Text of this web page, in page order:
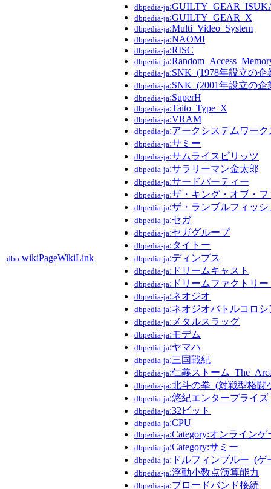
dbo:wikiPageWikiLink
dbpedia-ja
dbpedia-ja:GUILTY_GEAR_X
dbpedia-ja:Multi_Video_System
dbpedia-ja:NAOMI
dbpedia-ja:RISC
dbpedia-ja
dbpedia-ja:SNK_(1978年設立の企
dbpedia-ja:SNK_(2001年設立の企
dbpedia-ja:SuperH
dbpedia-ja:Taito_Type_X
dbpedia-ja:VRAM
dbpedia-ja:アークシステムワーク
dbpedia-ja:サミー
dbpedia-ja:サムライスピリッツ
dbpedia-ja:サラリーマン金太郎
dbpedia-ja:サードパーティー
dbpedia-ja:ザ・キング・オブ・
dbpedia-ja:ザ・ランブルフィッシ
dbpedia-ja:セガ
dbpedia-ja:セガグループ
dbpedia-ja:タイトー
dbpedia-ja:ディンプス
dbpedia-ja:ドリームキャスト
dbpedia-ja:ドリームファクトリー
dbpedia-ja:ネオジオ
dbpedia-ja:ネオジオバトルコロシ
dbpedia-ja:メタルスラッグ
dbpedia-ja:モデム
dbpedia-ja:ヤマハ
dbpedia-ja:三国戦紀
dbpedia-ja:仁義ストーム
dbpedia-ja:北斗の拳_(対戦型格闘
dbpedia-ja:悠紀エンタープライズ
dbpedia-ja:32ビット
dbpedia-ja:CPU
dbpedia-ja:Category:オンライン
dbpedia-ja:Category:サミー
dbpedia-ja:ドルフィンブルー_(ゲ
dbpedia-ja:浮動小数点演算能力
dbpedia-ja:ブロードバンド接続